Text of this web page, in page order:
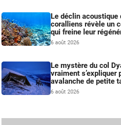
Le déclin acoustique
coralliens révèle un
qui freine leur
6 août 2026
Le mystère du col
vraiment s’expliquer
avalanche de petite
6 août 2026